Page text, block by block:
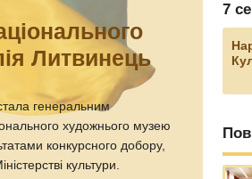
Литвинець
генеральним
художнього музею
конкурсного добору,
культури.
7